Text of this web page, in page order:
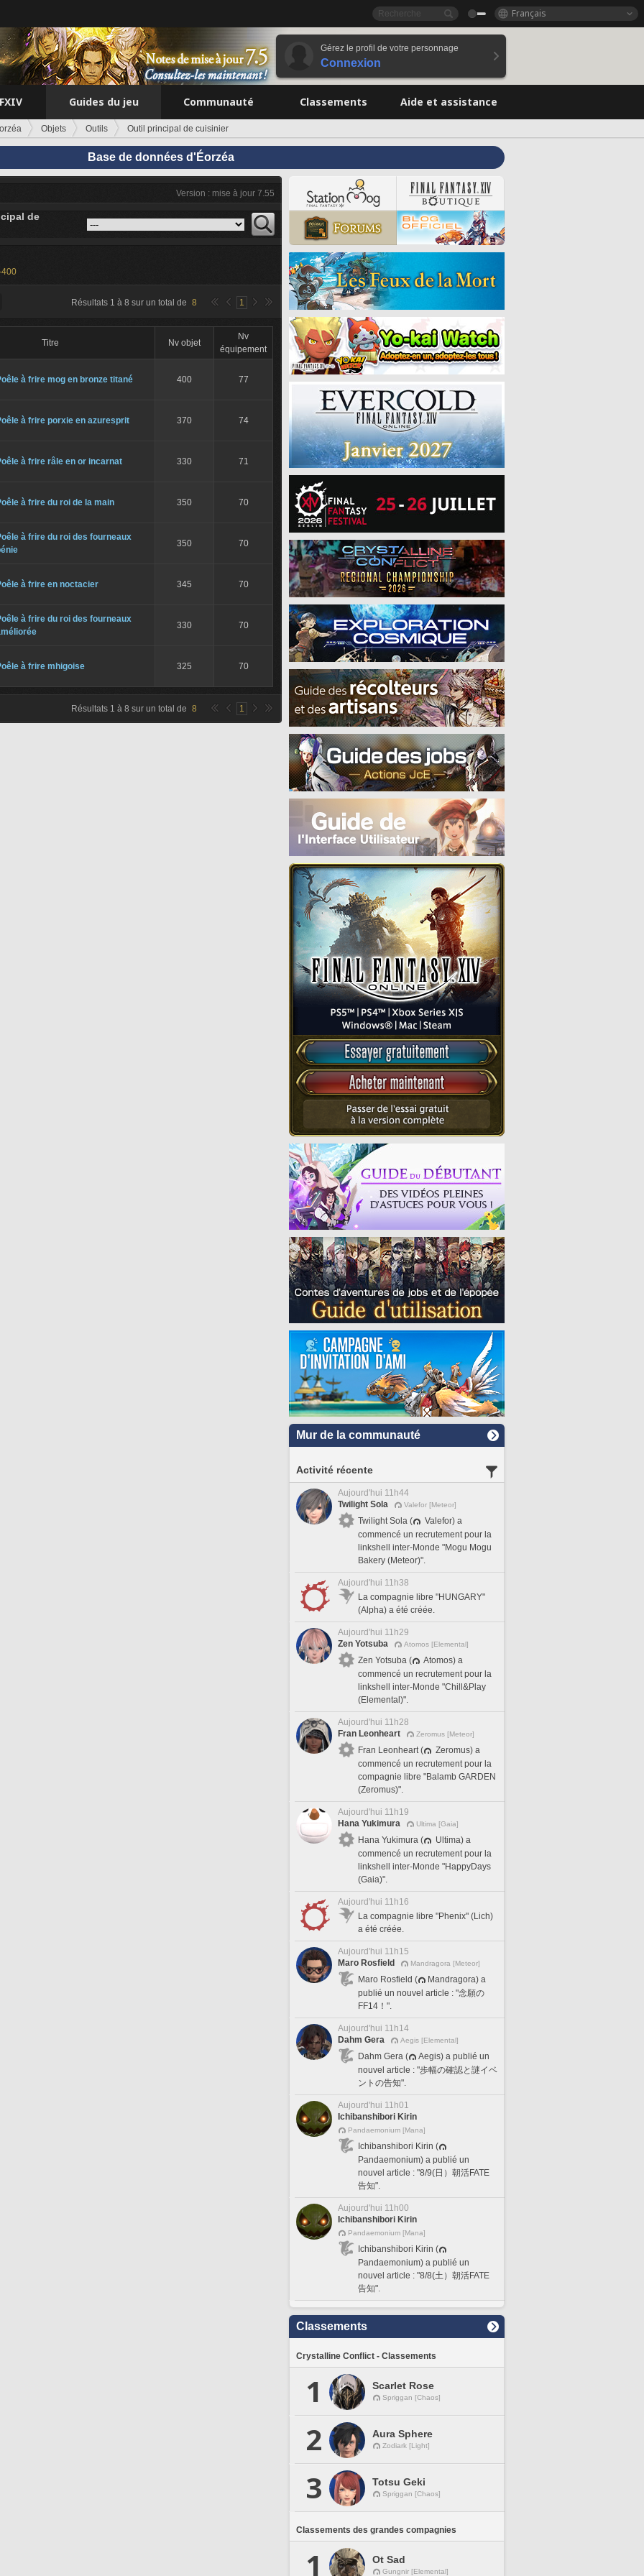
Français
Gérez le profil de votre personnage
Connexion
Guides du jeu Communauté Classements Aide et assistance
Objets Outils Outil principal de cuisinier
Base de données d'Éorzéa
Version : mise à jour 7.55
de
Résultats 1 à 8 sur un total de 8 1
Titre Nv objet
Nv
équipement
à frire mog en bronze titané 400 77
à frire porxie en azuresprit 370 74
à frire râle en or incarnat 330 71
à frire du roi de la main 350 70
à frire du roi des fourneaux
350 70
à frire en noctacier 345 70
à frire du roi des fourneaux
330 70
à frire mhigoise 325 70
Résultats 1 à 8 sur un total de 8 1
Mur de la communauté
Activité récente
Aujourd'hui 11h44
Twilight Sola
Valefor [Meteor]
Twilight Sola (
Valefor) a
commencé un recrutement pour la
linkshell inter-Monde "Mogu Mogu
Bakery (Meteor)".
Aujourd'hui 11h38
La compagnie libre "HUNGARY"
(Alpha) a été créée.
Aujourd'hui 11h29
Zen Yotsuba
Atomos [Elemental]
Zen Yotsuba (
Atomos) a
commencé un recrutement pour la
linkshell inter-Monde "Chill&Play
(Elemental)".
Aujourd'hui 11h28
Fran Leonheart
Zeromus [Meteor]
Fran Leonheart (
Zeromus) a
commencé un recrutement pour la
compagnie libre "Balamb GARDEN
(Zeromus)".
Aujourd'hui 11h19
Hana Yukimura
Ultima [Gaia]
Hana Yukimura (
Ultima) a
commencé un recrutement pour la
linkshell inter-Monde "HappyDays
(Gaia)".
Aujourd'hui 11h16
La compagnie libre "Phenix" (Lich)
a été créée.
Aujourd'hui 11h15
Maro Rosfield
Mandragora [Meteor]
Maro Rosfield (
Mandragora) a
publié un nouvel article : "念願の
FF14！".
Aujourd'hui 11h14
Dahm Gera
Aegis [Elemental]
Dahm Gera (
Aegis) a publié un
nouvel article : "歩幅の確認と謎イベ
ントの告知".
Aujourd'hui 11h01
Ichibanshibori Kirin
Pandaemonium [Mana]
Ichibanshibori Kirin (
Pandaemonium) a publié un
nouvel article : "8/9(日）朝活FATE
告知".
Aujourd'hui 11h00
Ichibanshibori Kirin
Pandaemonium [Mana]
Ichibanshibori Kirin (
Pandaemonium) a publié un
nouvel article : "8/8(土）朝活FATE
告知".
Classements
Crystalline Conflict - Classements
1 Scarlet Rose
Spriggan [Chaos]
2 Aura Sphere
Zodiark [Light]
3 Totsu Geki
Spriggan [Chaos]
Classements des grandes compagnies
1 Ot Sad
Gungnir [Elemental]